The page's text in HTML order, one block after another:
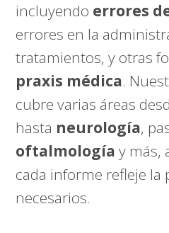
incluyendo errores
errores en la
tratamientos, y otras
praxis médica.
cubre varias áreas
hasta neurología,
oftalmología y más,
cada informe refleje la
necesarios.